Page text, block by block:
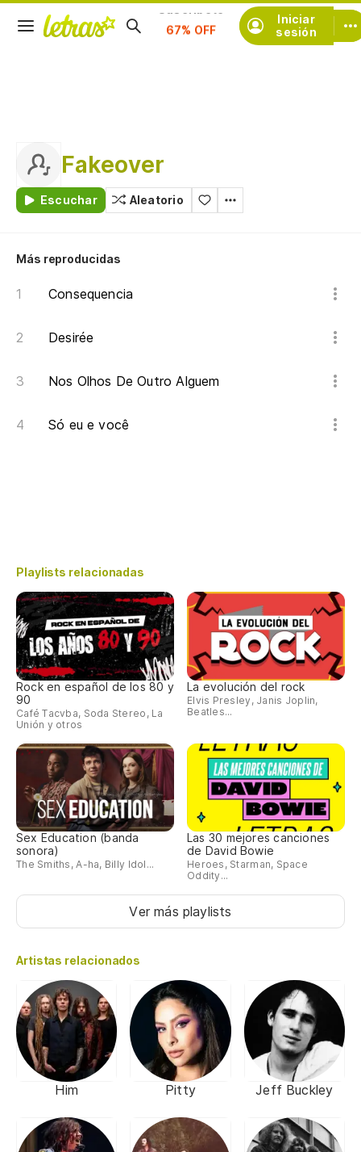
Iniciar
sesión
Suscríbete
Fakeover
Escuchar Aleatorio
Más reproducidas
Consequencia
Desirée
Nos Olhos De Outro Alguem
Só eu e você
Playlists relacionadas
Rock en español de los 80 y
90
Café Tacvba, Soda Stereo, La
Unión y otros
La evolución del rock
Elvis Presley, Janis Joplin,
Beatles...
Sex Education (banda
sonora)
The Smiths, A-ha, Billy Idol...
Las 30 mejores canciones
de David Bowie
Heroes, Starman, Space
Oddity...
Ver más playlists
Artistas relacionados
Him Pitty Jeff Buckley